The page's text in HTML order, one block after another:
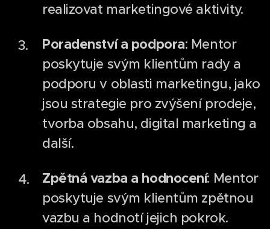
realizovat marketingové aktivity.
Poradenství a podpora: Mentor
poskytuje svým klientům rady a
podporu v oblasti marketingu, jako
jsou strategie pro zvýšení prodeje,
tvorba obsahu, digital marketing a
další.
Zpětná vazba a hodnocení: Mentor
poskytuje svým klientům zpětnou
vazbu a hodnotí jejich pokrok.